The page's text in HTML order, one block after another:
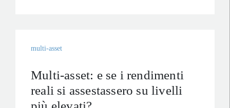
multi-asset
Multi-asset: e se i rendimenti
reali si assestassero su livelli